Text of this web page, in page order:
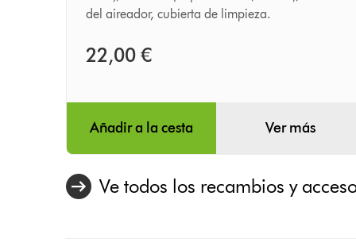
del aireador, cubierta de limpieza.
22,00 €
Añadir a la cesta Ver más
Ve todos los recambios y